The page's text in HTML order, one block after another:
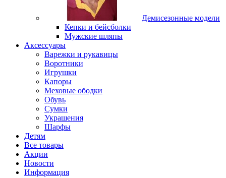
Демисезонные модели
Кепки и бейсболки
Мужские шляпы
Аксессуары
Варежки и рукавицы
Воротники
Игрушки
Капоры
Меховые ободки
Обувь
Сумки
Украшения
Шарфы
Детям
Все товары
Акции
Новости
Информация